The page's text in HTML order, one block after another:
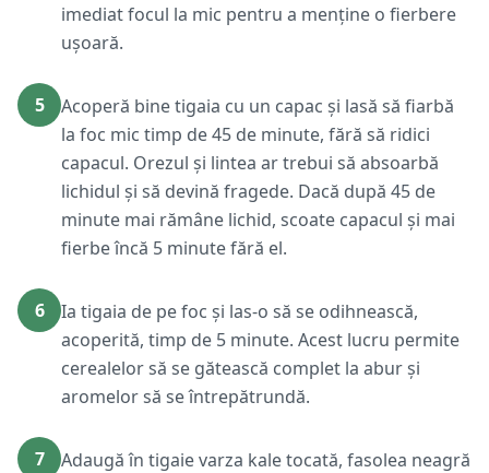
imediat focul la mic pentru a menține o fierbere
ușoară.
5
Acoperă bine tigaia cu un capac și lasă să fiarbă
la foc mic timp de 45 de minute, fără să ridici
capacul. Orezul și lintea ar trebui să absoarbă
lichidul și să devină fragede. Dacă după 45 de
minute mai rămâne lichid, scoate capacul și mai
fierbe încă 5 minute fără el.
6
Ia tigaia de pe foc și las-o să se odihnească,
acoperită, timp de 5 minute. Acest lucru permite
cerealelor să se gătească complet la abur și
aromelor să se întrepătrundă.
7
Adaugă în tigaie varza kale tocată, fasolea neagră